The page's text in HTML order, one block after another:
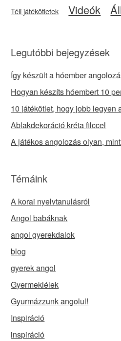
Téli játékötletek Videók
Legutóbbi bejegyzések
Így készült a hóember
Hogyan készíts hóembert 10
10 játékötlet, hogy jobb legyen
Ablakdekoráció kréta filccel
A játékos angolozás olyan,
Témáink
A korai nyelvtanulásról
Angol babáknak
angol gyerekdalok
blog
gyerek angol
Gyermeklélek
Gyurmázzunk angolul!
Inspiráció
inspiráció